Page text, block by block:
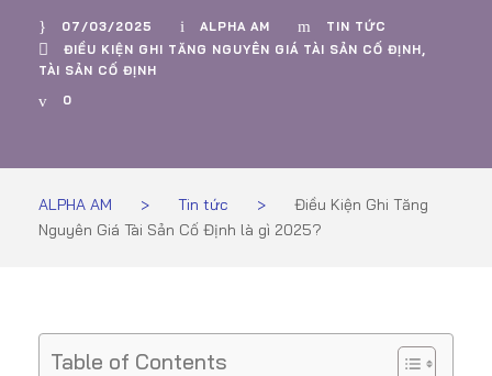
07/03/2025 ALPHA AM
TIN TỨC
ĐIỀU KIỆN GHI TĂNG NGUYÊN GIÁ TÀI SẢN CỐ ĐỊNH,
TÀI SẢN CỐ ĐỊNH
0
ALPHA AM > Tin tức >
Điều Kiện Ghi Tăng
Nguyên Giá Tài Sản Cố Định là gì 2025?
Table of Contents